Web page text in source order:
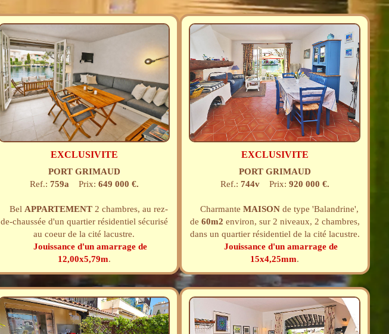
EXCLUSIVITE
PORT GRIMAUD
Ref.: 759a Prix: 649 000 €.
Bel APPARTEMENT 2 chambres, au rez-
de-chaussée d'un quartier résidentiel sécurisé
au coeur de la cité lacustre.
Jouissance d'un amarrage de
12,00x5,79m.
EXCLUSIVITE
PORT GRIMAUD
Ref.: 744vPrix: 920 000 €.
Charmante MAISON de type 'Balandrine',
de 60m2 environ, sur 2 niveaux, 2 chambres,
dans un quartier résidentiel de la cité lacustre.
Jouissance d'un amarrage de
15x4,25mm.